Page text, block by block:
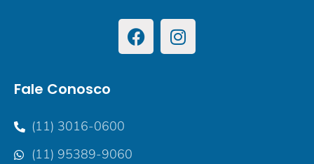
Fale Conosco
(11) 3016-0600
(11) 95389-9060